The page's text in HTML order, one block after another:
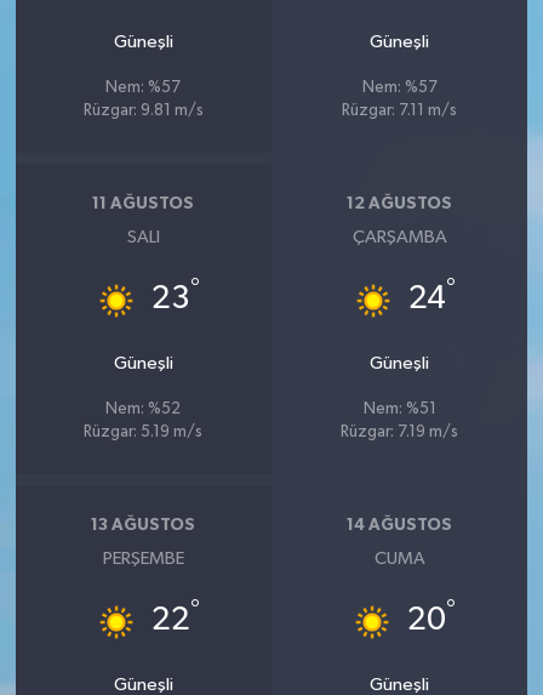
Güneşli
Nem: %57
Rüzgar: 9.81 m/s
Güneşli
Nem: %57
Rüzgar: 7.11 m/s
11 AĞUSTOS
SALI
23°
Güneşli
Nem: %52
Rüzgar: 5.19 m/s
12 AĞUSTOS
ÇARŞAMBA
24°
Güneşli
Nem: %51
Rüzgar: 7.19 m/s
13 AĞUSTOS
PERŞEMBE
22°
Güneşli
14 AĞUSTOS
CUMA
20°
Güneşli